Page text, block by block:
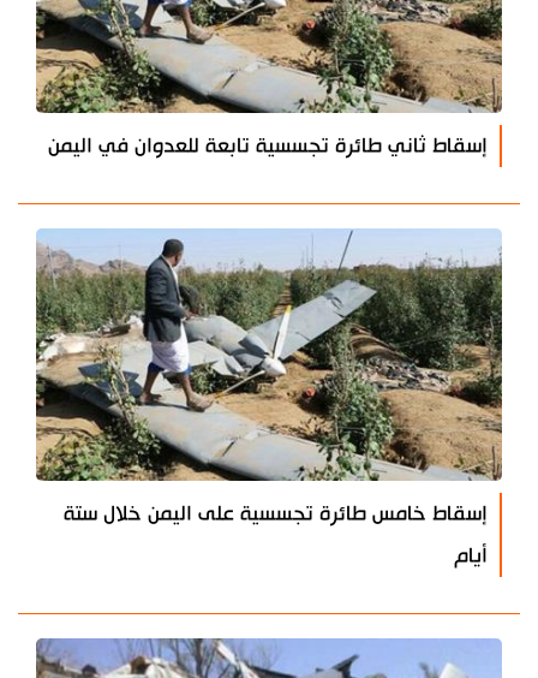
إسقاط ثاني طائرة تجسسية تابعة للعدوان في اليمن
إسقاط خامس طائرة تجسسية على اليمن خلال ستة
أيام